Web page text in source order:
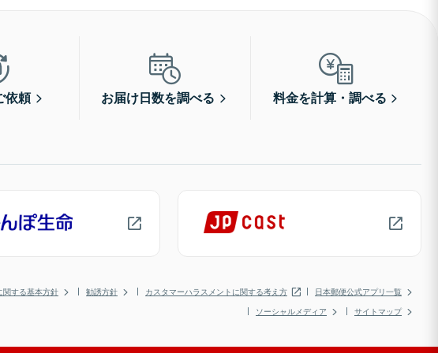
依頼 お届け日数を調べる 料金を計算・調べる
関する基本方針 勧誘方針 カスタマーハラスメントに関する考え方
日本郵便公式アプリ一覧
ソーシャルメディア
サイトマップ